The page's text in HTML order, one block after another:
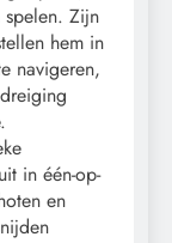
Zijn
hem in
navigeren,
in één-op-
en